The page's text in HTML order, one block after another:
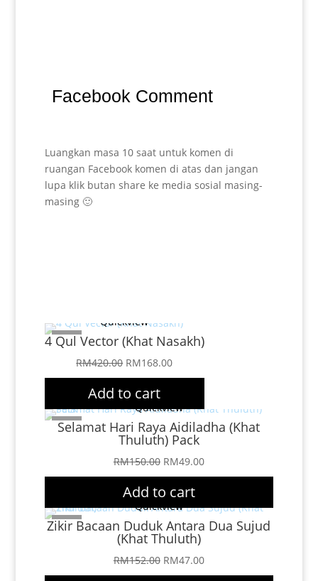
Facebook Comment
Luangkan masa 10 saat untuk komen di
ruangan Facebook komen di atas dan jangan
lupa klik butan share ke media sosial masing-
masing 🙂
Sale!
Quickview
4 Qul Vector (Khat Nasakh)
RM420.00 Original
price
was:
RM420.00.
RM168.00Current
price
RM168.00.
Add to cart
Sale!
Quickview
Selamat Hari Raya Aidiladha (Khat
Thuluth) Pack
RM150.00 Original
price
was:
RM150.00.
RM49.00Current
price
RM49.00.
Add to cart
Sale!
Quickview
Zikir Bacaan Duduk Antara Dua Sujud
(Khat Thuluth)
RM152.00 Original
price
RM47.00Current
price